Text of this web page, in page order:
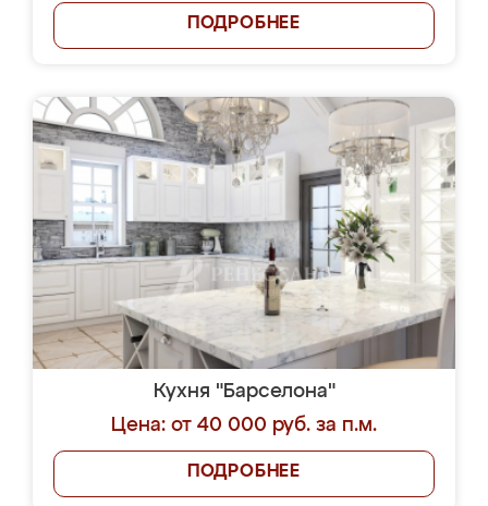
ПОДРОБНЕЕ
Кухня "Барселона"
Цена: от 40 000 руб. за п.м.
ПОДРОБНЕЕ